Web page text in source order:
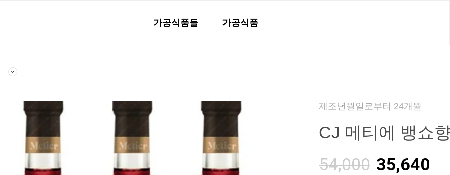
가공식품들 가공식품
제조년월일로부터 24개월
CJ 메티에 뱅쇼
54,000 35,640